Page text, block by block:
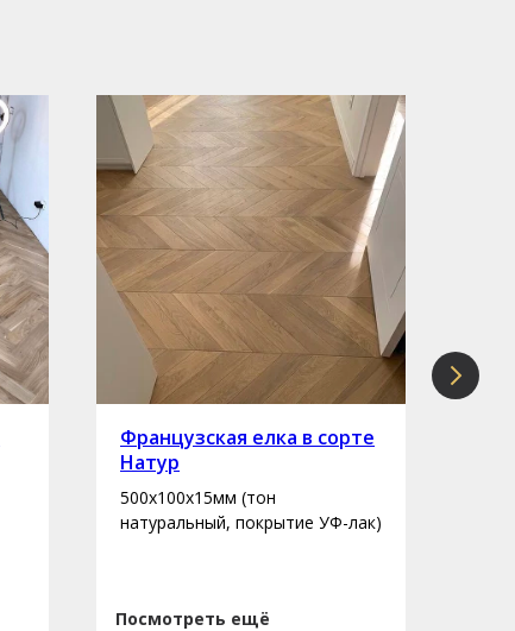
Французская елка в сорте
Натур
500х100х15мм (тон
натуральный, покрытие УФ-лак)
Посмотреть ещё